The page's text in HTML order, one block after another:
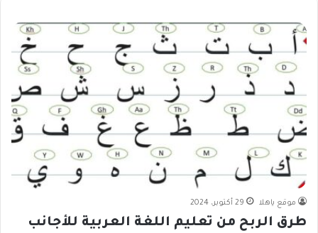
موقع ياهلا 29 أكتوبر، 2024
طرق الربح من تعليم اللغة العربية للأجانب